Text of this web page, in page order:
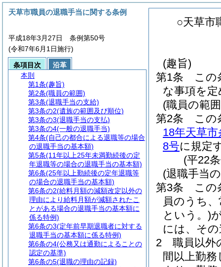
○天草市
(趣旨)
第1条
この
な事項を
(職員の範
第2条
この
18年天草
8号に規定
(平22
(退職手当
第3条
この
員のうち
という。)
には、そ
2
職員以外
間以上勤務
天草市職員の退職手当に関する条例
平成18年3月27日 条例第50号
(令和7年6月1日施行)
条項目次
沿革
本則
第1条(趣旨)
第2条(職員の範囲)
第3条(退職手当の支給)
第3条の2(遺族の範囲及び順位)
第3条の3(退職手当の支払)
第3条の4(一般の退職手当)
第4条(自己の都合による退職等の場合
の退職手当の基本額)
第5条(11年以上25年未満勤続後の定
年退職等の場合の退職手当の基本額)
第6条(25年以上勤続後の定年退職等
の場合の退職手当の基本額)
第6条の2(給料月額の減額改定以外の
理由により給料月額が減額されたこ
とがある場合の退職手当の基本額に
係る特例)
第6条の3(定年前早期退職者に対する
退職手当の基本額に係る特例)
第6条の4(公務又は通勤によることの
認定の基準)
第6条の5(退職の理由の記録)